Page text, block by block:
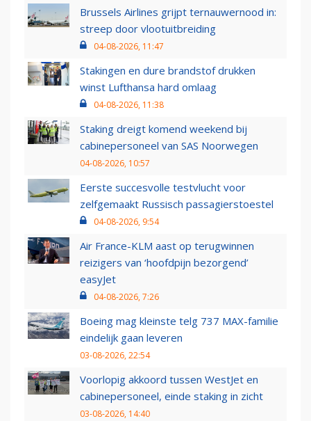
Brussels Airlines grijpt ternauwernood in:
streep door vlootuitbreiding
04-08-2026, 11:47
Stakingen en dure brandstof drukken
winst Lufthansa hard omlaag
04-08-2026, 11:38
Staking dreigt komend weekend bij
cabinepersoneel van SAS Noorwegen
04-08-2026, 10:57
Eerste succesvolle testvlucht voor
zelfgemaakt Russisch passagierstoestel
04-08-2026, 9:54
Air France-KLM aast op terugwinnen
reizigers van ‘hoofdpijn bezorgend’
easyJet
04-08-2026, 7:26
Boeing mag kleinste telg 737 MAX-familie
eindelijk gaan leveren
03-08-2026, 22:54
Voorlopig akkoord tussen WestJet en
cabinepersoneel, einde staking in zicht
03-08-2026, 14:40